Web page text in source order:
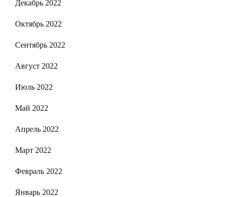
Декабрь 2022
Октябрь 2022
Сентябрь 2022
Август 2022
Июль 2022
Май 2022
Апрель 2022
Март 2022
Февраль 2022
Январь 2022